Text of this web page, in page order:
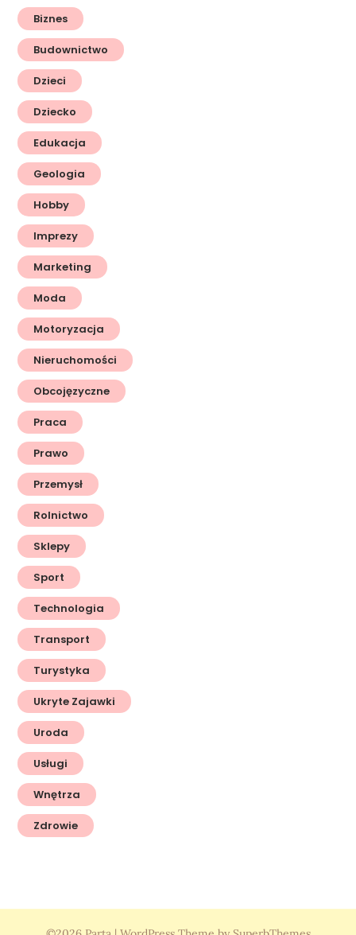
Biznes
Budownictwo
Dzieci
Dziecko
Edukacja
Geologia
Hobby
Imprezy
Marketing
Moda
Motoryzacja
Nieruchomości
Obcojęzyczne
Praca
Prawo
Przemysł
Rolnictwo
Sklepy
Sport
Technologia
Transport
Turystyka
Ukryte Zajawki
Uroda
Usługi
Wnętrza
Zdrowie